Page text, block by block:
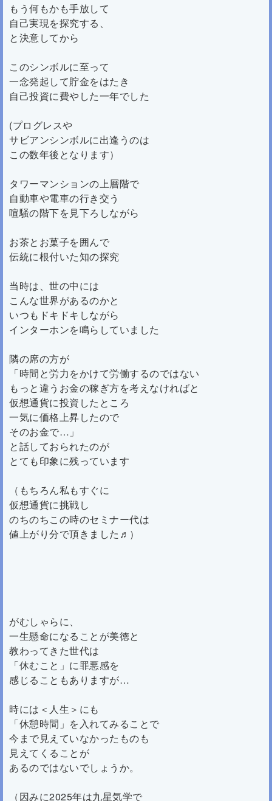
もう何もかも手放して
自己実現を探究する、
と決意してから
このシンボルに至って
一念発起して貯金をはたき
自己投資に費やした一年でした
(プログレスや
サビアンシンボルに出逢うのは
この数年後となります）
タワーマンションの上層階で
自動車や電車の行き交う
喧騒の階下を見下ろしながら
お茶とお菓子を囲んで
伝統に根付いた知の探究
当時は、世の中には
こんな世界があるのかと
いつもドキドキしながら
インターホンを鳴らしていました
隣の席の方が
「時間と労力をかけて労働するのではない
もっと違うお金の稼ぎ方を考えなければと
仮想通貨に投資したところ
一気に価格上昇したので
そのお金で…」
と話しておられたのが
とても印象に残っています
（もちろん私もすぐに
仮想通貨に挑戦し
のちのちこの時のセミナー代は
値上がり分で頂きました♬）
がむしゃらに、
一生懸命になることが美徳と
教わってきた世代は
「休むこと」に罪悪感を
感じることもありますが…
時には＜人生＞にも
「休憩時間」を入れてみることで
今まで見えていなかったものも
見えてくることが
あるのではないでしょうか。
（因みに2025年は九星気学で